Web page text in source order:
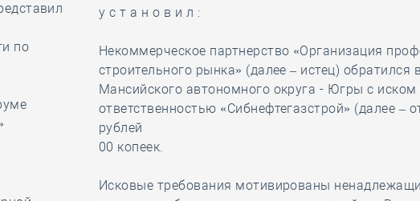
по
у с т а н о в и л :
Некоммерческое партнерство «Организация
строительного рынка» (далее – истец)
Мансийского автономного округа - Югры с иском
ответственностью «Сибнефтегазстрой» (далее –
рублей
00 копеек.
Исковые требования мотивированы